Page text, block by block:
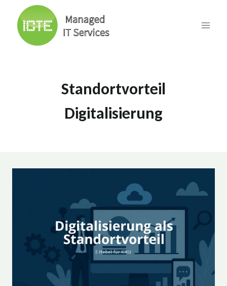
content
Standortvorteil
Digitalisierung